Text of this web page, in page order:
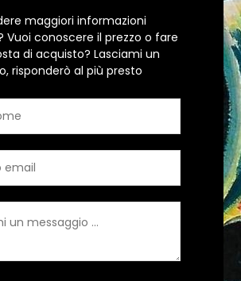
maggiori informazioni
Vuoi conoscere il prezzo o fare
di acquisto? Lasciami un
risponderò al più presto